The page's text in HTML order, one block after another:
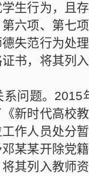
生行为，且
六项、第七
失范行为处
书，将其列
问题。 2015
新时代高校
作人员处分
某某开除党
其列入教师